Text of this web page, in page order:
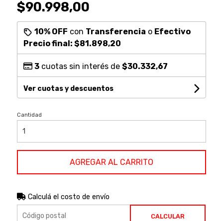
$90.998,00
10% OFF con Transferencia o Efectivo
Precio final: $81.898,20
3cuotas sin interés de $30.332,67
Ver cuotas y descuentos
Cantidad
AGREGAR AL CARRITO
Calculá el costo de envío
CALCULAR